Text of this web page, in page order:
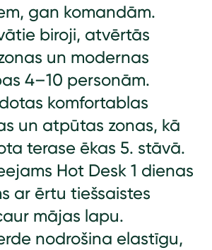
gan komandām.
biroji, atvērtās
un modernas
4–10 personām.
komfortablas
un atpūtas zonas, kā
terase ēkas 5. stāvā.
Hot Desk 1 dienas
ar ērtu tiešsaistes
mājas lapu.
nodrošina elastīgu,